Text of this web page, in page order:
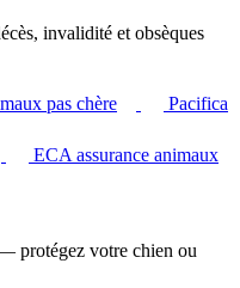
invalidité et obsèques
pas chère
Pacifica
ECA assurance animaux
protégez votre chien ou